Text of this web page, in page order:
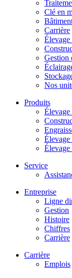
Clé en
Carrière
Élevage
Gestion
Nos
Produits
Élevage
Élevage
Élevage
Service
Entreprise
Ligne
Gestion
Histoire
Chiffres
Carrière
Carrière
Emplois